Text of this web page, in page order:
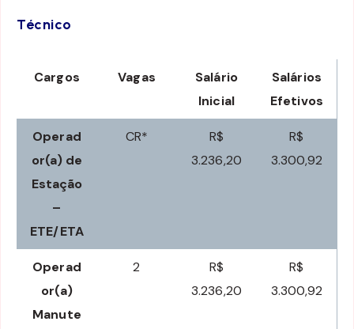
Técnico
Cargos Vagas
Salário
Inicial
Salários
Efetivos
Operad
or(a) de
Estação
–
ETE/ETA
CR*
R$
3.236,20
R$
3.300,92
Operad
or(a)
Manute
2
R$
3.236,20
R$
3.300,92